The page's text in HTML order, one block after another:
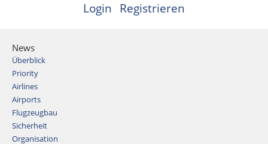
Login Registrieren
News
Überblick
Priority
Airlines
Airports
Flugzeugbau
Sicherheit
Organisation